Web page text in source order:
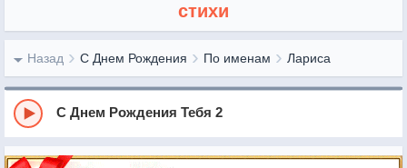
стихи
Назад С Днем Рождения По именам Лариса
С Днем Рождения Тебя 2